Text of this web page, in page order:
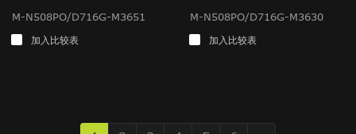
M-N508PO/D716G-M3651
加入比较表
M-N508PO/D716G-M3630
加入比较表